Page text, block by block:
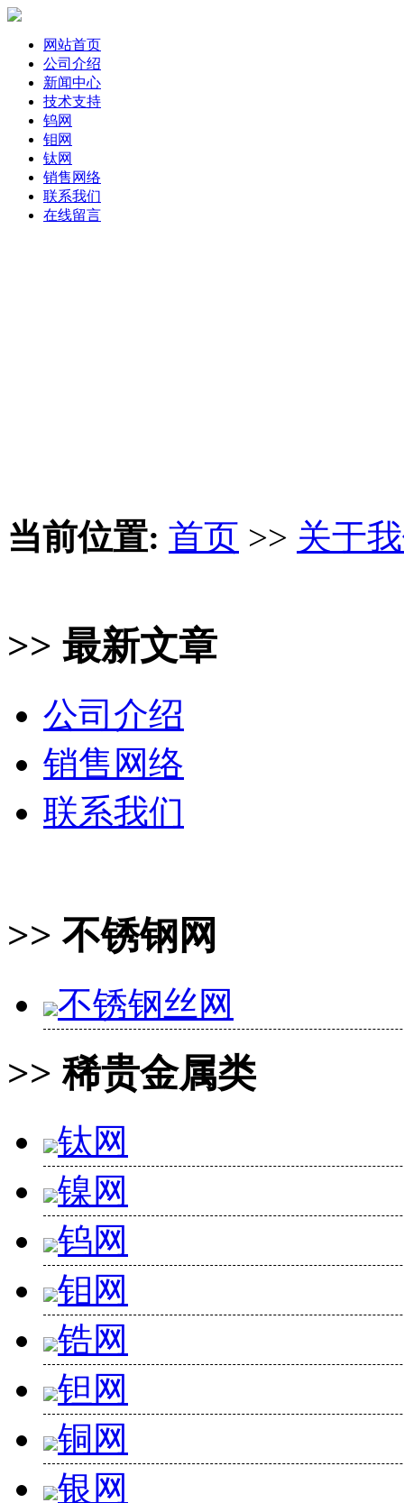
网站首页
公司介绍
新闻中心
技术支持
钨网
钼网
钛网
销售网络
联系我们
在线留言
当前位置: 首页 >> 关于
>> 最新文章
公司介绍
销售网络
联系我们
>> 不锈钢网
不锈钢丝网
>> 稀贵金属类
钛网
镍网
钨网
钼网
锆网
钽网
铜网
银网